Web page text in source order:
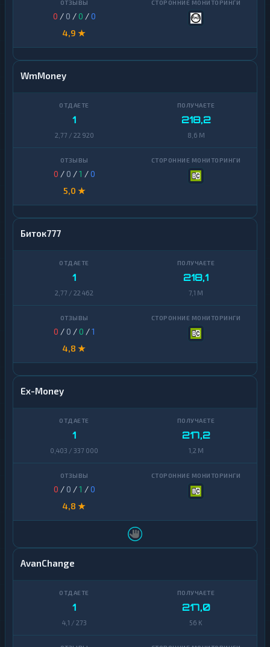
0 / 0 /0 /0
4,9 ★
WmMoney
1
2,77 / 22 920
218,2
8,6 M
0 / 0 /1 /0
5,0 ★
Биток777
1
2,77 / 22 462
218,1
7,1 M
0 / 0 /0 /1
4,8 ★
Ex-Money
1
0,403 / 337 000
217,2
1,2 M
0 / 0 /1 /0
4,8 ★
AvanChange
1
4,1 / 273
217,0
56 K